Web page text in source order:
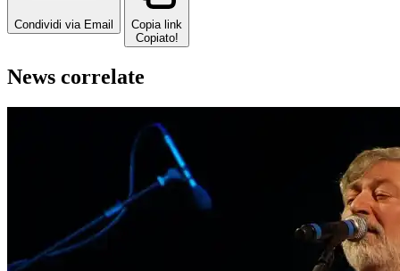
Condividi via Email
Copia link
Copiato!
News correlate